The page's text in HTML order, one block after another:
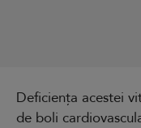
Deficiența acestei
de boli